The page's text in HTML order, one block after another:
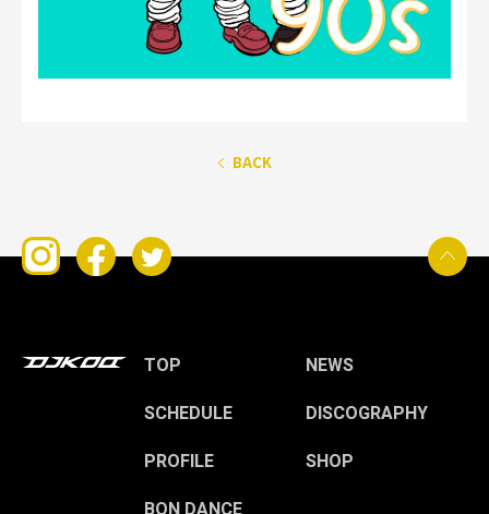
BACK
TOP
NEWS
SCHEDULE
DISCOGRAPHY
PROFILE
SHOP